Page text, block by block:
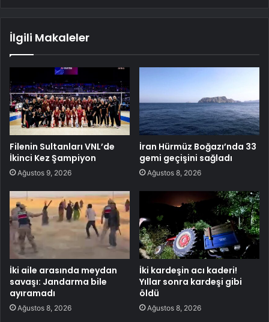
İlgili Makaleler
Filenin Sultanları VNL’de
İkinci Kez Şampiyon
Ağustos 9, 2026
İran Hürmüz Boğazı’nda 33
gemi geçişini sağladı
Ağustos 8, 2026
İki aile arasında meydan
savaşı: Jandarma bile
ayıramadı
Ağustos 8, 2026
İki kardeşin acı kaderi!
Yıllar sonra kardeşi gibi
öldü
Ağustos 8, 2026